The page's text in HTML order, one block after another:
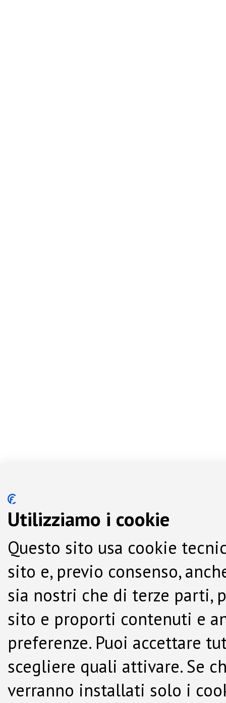
Utilizziamo i cookie
Questo sito usa cookie
sito e, previo consenso,
sia nostri che di terze parti,
sito e proporti contenuti e
preferenze. Puoi accettare
scegliere quali attivare. Se
verranno installati solo i